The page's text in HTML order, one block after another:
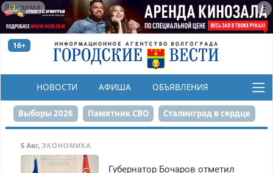
Реклама
16+
НОВОСТИ АФИША ОБЪЯВЛЕНИЯ
КОНКУРСЫ
Выборы 2026 Памятник СВО Сталинград в сердце
Реконструкция ЦПКиО На службе городу
5 Авг, ЭКОНОМИКА
Губернатор Бочаров отметил